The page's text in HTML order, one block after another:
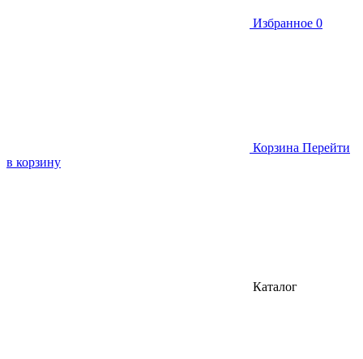
Избранное 0
Корзина Перейти
в корзину
Каталог